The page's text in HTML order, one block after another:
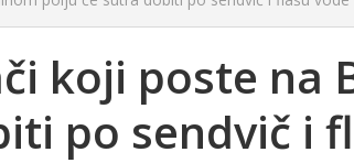
koji poste na
po sendvič i